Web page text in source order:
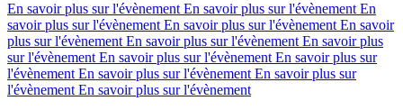
En savoir plus sur l'évènement En savoir plus sur l'évènement En
savoir plus sur l'évènement En savoir plus sur l'évènement En savoir
plus sur l'évènement En savoir plus sur l'évènement En savoir plus
sur l'évènement En savoir plus sur l'évènement En savoir plus sur
l'évènement En savoir plus sur l'évènement En savoir plus sur
l'évènement En savoir plus sur l'évènement